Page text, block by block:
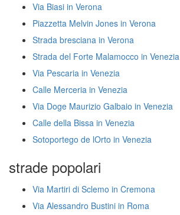
Via Biasi in Verona
Piazzetta Melvin Jones in Verona
Strada bresciana in Verona
Strada del Forte Malamocco in Venezia
Via Pescaria in Venezia
Calle Merceria in Venezia
Via Doge Maurizio Galbaio in Venezia
Calle della Bissa in Venezia
Sotoportego de lOrto in Venezia
strade popolari
Via Martiri di Sclemo in Cremona
Via Alessandro Bustini in Roma